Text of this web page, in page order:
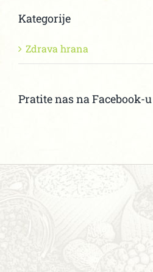
Kategorije
Zdrava hrana
Pratite nas na Facebook-u